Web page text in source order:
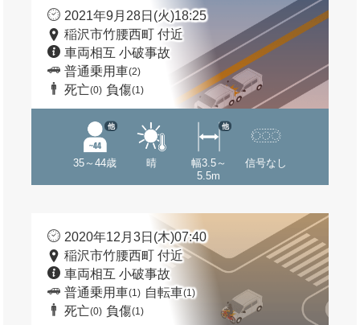
2021年9月28日(火)18:25
稲沢市竹腰西町 付近
車両相互 小破事故
普通乗用車(2)
死亡(0) 負傷(1)
35～44歳
他
晴
幅3.5～
5.5m
他
信号なし
2020年12月3日(木)07:40
稲沢市竹腰西町 付近
車両相互 小破事故
普通乗用車(1) 自転車(1)
死亡(0) 負傷(1)